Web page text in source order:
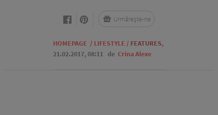
HOMEPAGE / LIFESTYLE / FEATURES,
21.02.2017, 08:11 de Crina Alexe
Urmărește-ne